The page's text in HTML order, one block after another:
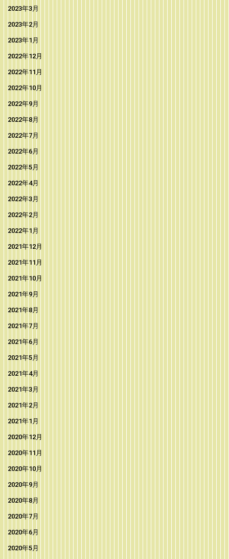
2023年3月
2023年2月
2023年1月
2022年12月
2022年11月
2022年10月
2022年9月
2022年8月
2022年7月
2022年6月
2022年5月
2022年4月
2022年3月
2022年2月
2022年1月
2021年12月
2021年11月
2021年10月
2021年9月
2021年8月
2021年7月
2021年6月
2021年5月
2021年4月
2021年3月
2021年2月
2021年1月
2020年12月
2020年11月
2020年10月
2020年9月
2020年8月
2020年7月
2020年6月
2020年5月